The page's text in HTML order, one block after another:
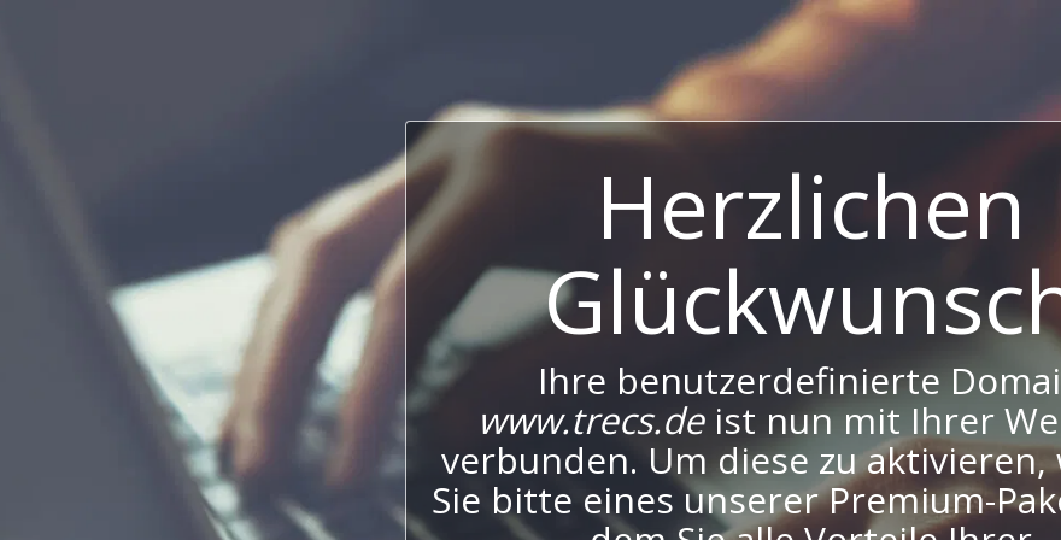
Herzlichen
Ihre benutzerdefinierte
www.trecs.deist nun mit Ihrer
verbunden. Um diese zu aktivieren,
Sie bitte eines unserer Premium-